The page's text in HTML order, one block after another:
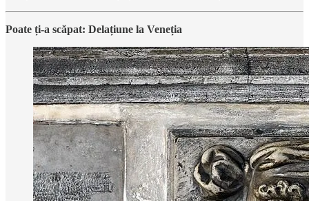
Poate ți-a scăpat: Delațiune la Veneția